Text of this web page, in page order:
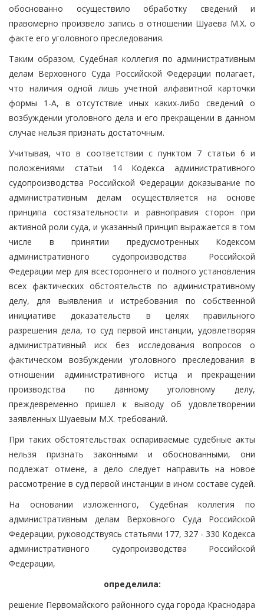
обоснованно осуществило обработку сведений и
правомерно произвело запись в отношении Шуаева М.Х. о
факте его уголовного преследования.
Таким образом, Судебная коллегия по административным
делам Верховного Суда Российской Федерации полагает,
что наличия одной лишь учетной алфавитной карточки
формы 1-А, в отсутствие иных каких-либо сведений о
возбуждении уголовного дела и его прекращении в данном
случае нельзя признать достаточным.
Учитывая, что в соответствии с пунктом 7 статьи 6 и
положениями статьи 14 Кодекса административного
судопроизводства Российской Федерации доказывание по
административным делам осуществляется на основе
принципа состязательности и равноправия сторон при
активной роли суда, и указанный принцип выражается в том
числе в принятии предусмотренных Кодексом
административного судопроизводства Российской
Федерации мер для всестороннего и полного установления
всех фактических обстоятельств по административному
делу, для выявления и истребования по собственной
инициативе доказательств в целях правильного
разрешения дела, то суд первой инстанции, удовлетворяя
административный иск без исследования вопросов о
фактическом возбуждении уголовного преследования в
отношении административного истца и прекращении
производства по данному уголовному делу,
преждевременно пришел к выводу об удовлетворении
заявленных Шуаевым М.Х. требований.
При таких обстоятельствах оспариваемые судебные акты
нельзя признать законными и обоснованными, они
подлежат отмене, а дело следует направить на новое
рассмотрение в суд первой инстанции в ином составе судей.
На основании изложенного, Судебная коллегия по
административным делам Верховного Суда Российской
Федерации, руководствуясь статьями 177, 327 - 330 Кодекса
административного судопроизводства Российской
Федерации,
определила:
решение Первомайского районного суда города Краснодара